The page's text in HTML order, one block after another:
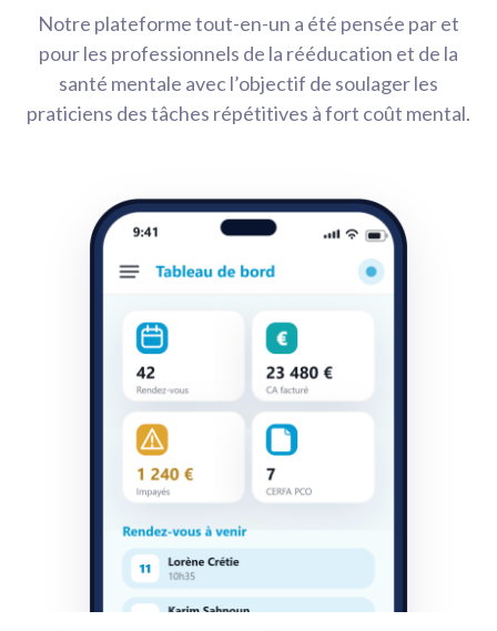
Notre plateforme tout-en-un a été pensée par et
pour les professionnels de la rééducation et de la
santé mentale avec l’objectif de soulager les
praticiens des tâches répétitives à fort coût mental.